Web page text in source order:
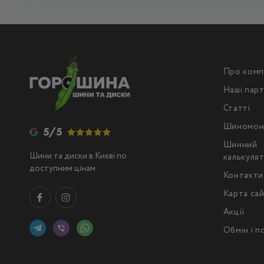
5/5
Шини та диски в Києві по
доступним цінам
Про
Наші
Статті
Шинний
Контакти
Карта
Акції
Обмін і